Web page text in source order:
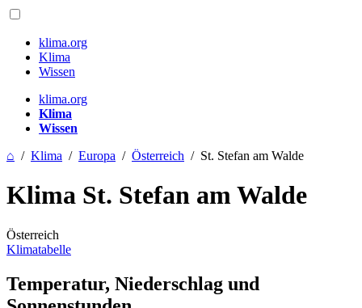
klima.org
Klima
Wissen
klima.org
Klima
Wissen
⌂ / Klima / Europa / Österreich / St. Stefan am Walde
Klima St. Stefan am Walde
Österreich
Klimatabelle
Temperatur, Niederschlag und